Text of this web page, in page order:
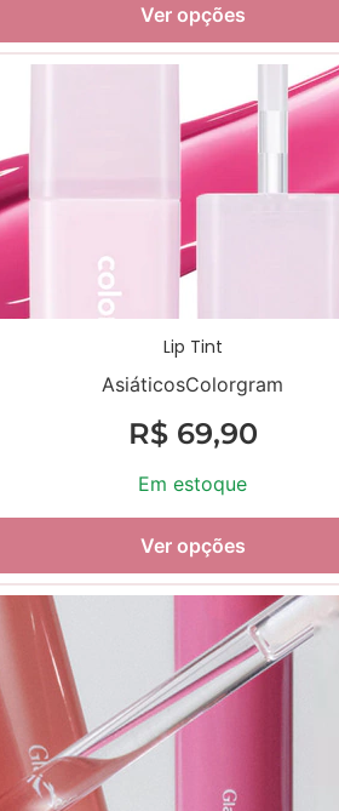
Ver opções
Lip Tint
AsiáticosColorgram
R$69,90
Em estoque
Ver opções